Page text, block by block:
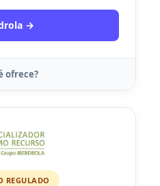
→
ofrece?
REGULADO